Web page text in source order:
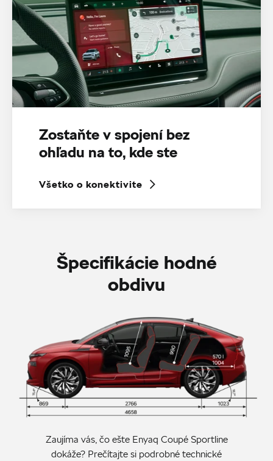
Zostaňte v spojení bez
ohľadu na to, kde ste
Všetko o konektivite
Špecifikácie hodné
obdivu
Zaujíma vás, čo ešte Enyaq Coupé Sportline
dokáže? Prečítajte si podrobné technické